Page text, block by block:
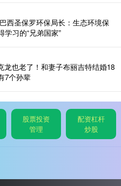
西圣保罗环保局长：生态环境保
学习的“兄弟国家”
龙也老了！和妻子布丽吉特结婚18
7个孙辈
股票投资
管理
配资杠杆
炒股